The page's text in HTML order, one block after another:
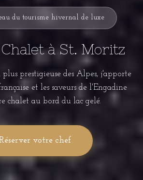
du tourisme hivernal de luxe
à St. Moritz
prestigieuse des Alpes, j'apporte
et les saveurs de l'Engadine
chalet au bord du lac gelé.
Réserver votre chef